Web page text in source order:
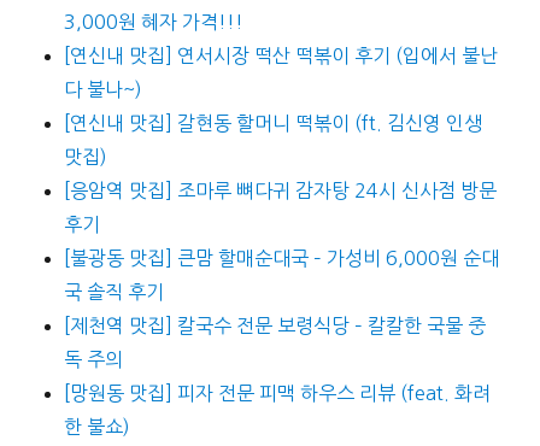
3,000원 혜자 가격!!!
[연신내 맛집] 연서시장 떡산 떡볶이 후기 (입에서 불난
다 불나~)
[연신내 맛집] 갈현동 할머니 떡볶이 (ft. 김신영 인생
맛집)
[응암역 맛집] 조마루 뼈다귀 감자탕 24시 신사점 방문
후기
[불광동 맛집] 큰맘 할매순대국 – 가성비 6,000원 순대
국 솔직 후기
[제천역 맛집] 칼국수 전문 보령식당 – 칼칼한 국물 중
독 주의
[망원동 맛집] 피자 전문 피맥 하우스 리뷰 (feat. 화려
한 불쇼)